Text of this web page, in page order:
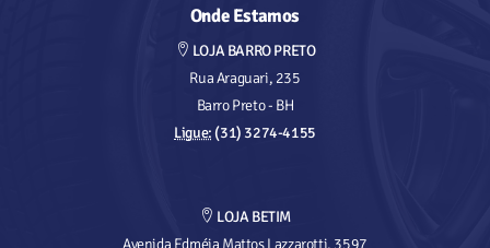
Onde Estamos
LOJA BARRO PRETO
Rua Araguari, 235
Barro Preto - BH
Ligue:(31) 3274-4155
LOJA BETIM
Avenida Edméia Mattos Lazzarotti, 3597